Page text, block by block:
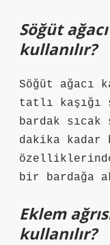
Söğüt
kullanılır?
Söğüt ağacı
tatlı kaşığı
bardak sıcak
dakika
bir bardağa
Eklem
kullanılır?